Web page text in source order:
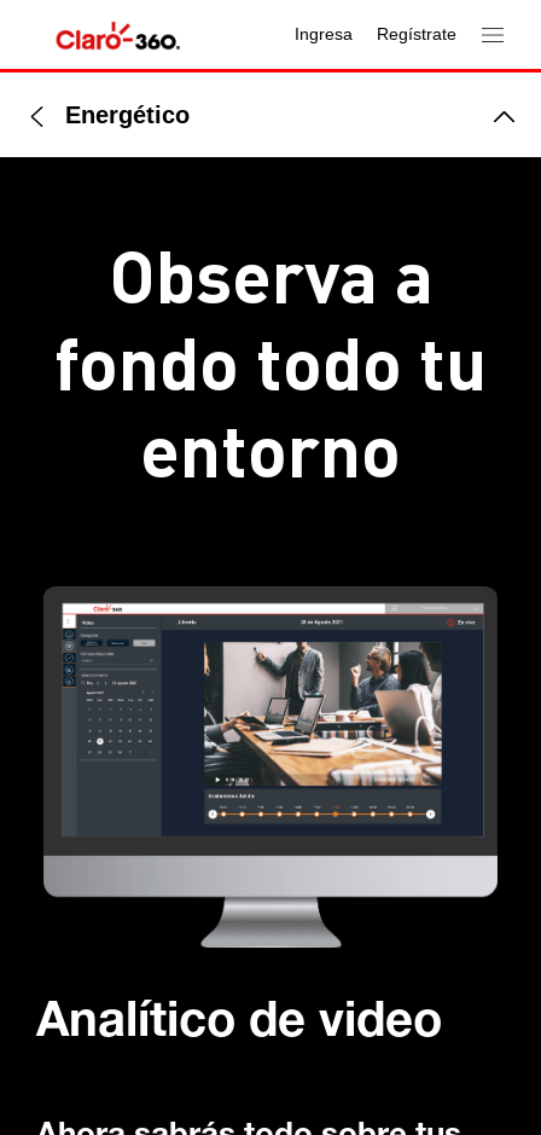
Ingresa Regístrate
Energético
Observa a
fondo todo tu
entorno
Analítico de video